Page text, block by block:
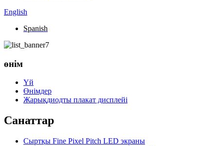
English
Spanish
өнім
Үй
Өнімдер
Жарықдиодты плакат дисплейі
Санаттар
Сыртқы Fine Pixel Pitch LED экраны